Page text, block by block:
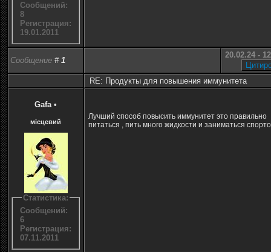
Сообщений:
8
Регистрация:
19.01.2011
Сообщение # 1
20.02.24 -
RE: Продукты для повышения иммунитета
Gafa •
місцевий
Статистика:
Сообщений:
6
Регистрация:
07.11.2011
Лучший способ повысить иммунитет это правильно
питаться , пить много жидкости и заниматься